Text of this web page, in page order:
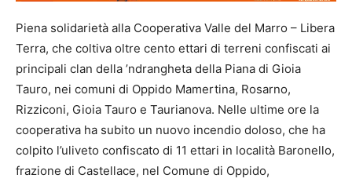
Piena solidarietà alla Cooperativa Valle del Marro – Libera
Terra, che coltiva oltre cento ettari di terreni confiscati ai
principali clan della ’ndrangheta della Piana di Gioia
Tauro, nei comuni di Oppido Mamertina, Rosarno,
Rizziconi, Gioia Tauro e Taurianova. Nelle ultime ore la
cooperativa ha subito un nuovo incendio doloso, che ha
colpito l’uliveto confiscato di 11 ettari in località Baronello,
frazione di Castellace, nel Comune di Oppido,